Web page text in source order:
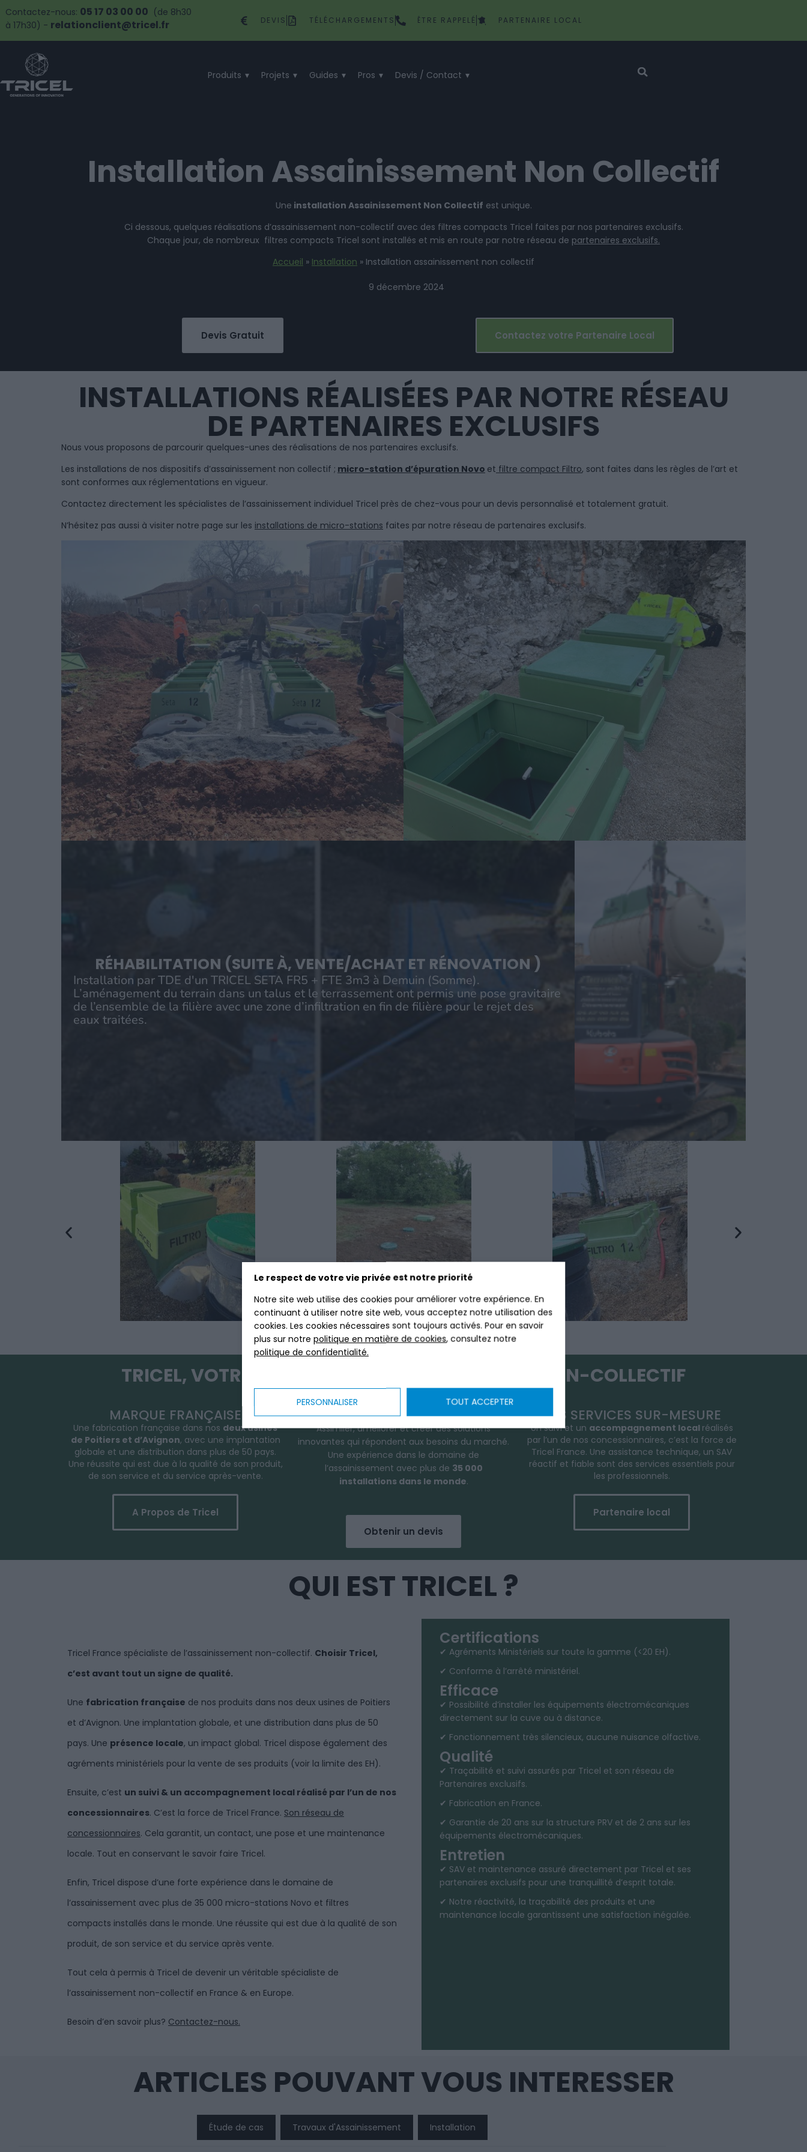
Le respect de votre vie privée est notre priorité
Notre site web utilise des cookies pour améliorer votre expérience. En
continuant à utiliser notre site web, vous acceptez notre utilisation des
cookies. Les cookies nécessaires sont toujours activés. Pour en savoir
plus sur notrepolitique en matière de cookies, consultez notre
politique de confidentialité.
PERSONNALISER TOUT ACCEPTER
Contactez-nous: 05 17 03 00 00 (de 8h30
à 17h30) - relationclient@tricel.fr DEVIS TÉLÉCHARGEMENTS ÊTRE RAPPELÉ PARTENAIRE LOCAL
Produits Projets Guides Pros Devis / Contact
Installation Assainissement Non Collectif
Une installation Assainissement Non Collectif est unique.
Ci dessous, quelques réalisations d’assainissement non-collectif avec des filtres compacts Tricel faites par nos partenaires exclusifs.
Chaque jour, de nombreux filtres compacts Tricel sont installés et mis en route par notre réseau de partenaires exclusifs.
Accueil » Installation » Installation assainissement non collectif
9 décembre 2024
Devis Gratuit Contactez votre Partenaire Local
INSTALLATIONS RÉALISÉES PAR NOTRE RÉSEAU
DE PARTENAIRES EXCLUSIFS
Nous vous proposons de parcourir quelques-unes des réalisations de nos partenaires exclusifs.
Les installations de nos dispositifs d’assainissement non collectif ; micro-station d’épuration Novo et filtre compact Filtro, sont faites dans les règles de l’art et
sont conformes aux réglementations en vigueur.
Contactez directement les spécialistes de l’assainissement individuel Tricel près de chez-vous pour un devis personnalisé et totalement gratuit.
N’hésitez pas aussi à visiter notre page sur les installations de micro-stations faites par notre réseau de partenaires exclusifs.
RÉHABILITATION (SUITE À, VENTE/ACHAT ET RÉNOVATION )
Installation par TDE d'un TRICEL SETA FR5 + FTE 3m3 à Demuin (Somme).
L’aménagement du terrain dans un talus et le terrassement ont permis une pose gravitaire
de l’ensemble de la filière avec une zone d’infiltration en fin de filière pour le rejet des
eaux traitées.
TRICEL, VOTRE FABRICANT D'ASSAINISSEMENT NON-COLLECTIF
MARQUE FRANÇAISE
Une fabrication française dans nos deux usines
de Poitiers et d’Avignon, avec une implantation
globale et une distribution dans plus de 50 pays.
Une réussite qui est due à la qualité de son produit,
de son service et du service après-vente.
A Propos de Tricel
UNE EXPERTISE UNIQUE
Assimiler, améliorer et créer des solutions
innovantes qui répondent aux besoins du marché.
Une expérience dans le domaine de
l’assainissement avec plus de 35 000
installations dans le monde.
Obtenir un devis
DES SERVICES SUR-MESURE
Un suivi et un accompagnement local réalisés
par l’un de nos concessionnaires, c’est la force de
Tricel France. Une assistance technique, un SAV
réactif et fiable sont des services essentiels pour
les professionnels.
Partenaire local
QUI EST TRICEL ?
Tricel France spécialiste de l’assainissement non-collectif. Choisir Tricel,
c’est avant tout un signe de qualité.
Une fabrication française de nos produits dans nos deux usines de Poitiers
et d’Avignon. Une implantation globale, et une distribution dans plus de 50
pays. Une présence locale, un impact global. Tricel dispose également des
agréments ministériels pour la vente de ses produits (voir la limite des EH).
Ensuite, c’est un suivi & un accompagnement local réalisé par l’un de nos
concessionnaires. C’est la force de Tricel France. Son réseau de
concessionnaires. Cela garantit, un contact, une pose et une maintenance
locale. Tout en conservant le savoir faire Tricel.
Enfin, Tricel dispose d’une forte expérience dans le domaine de
l’assainissement avec plus de 35 000 micro-stations Novo et filtres
compacts installés dans le monde. Une réussite qui est due à la qualité de son
produit, de son service et du service après vente.
Tout cela à permis à Tricel de devenir un véritable spécialiste de
l’assainissement non-collectif en France & en Europe.
Besoin d’en savoir plus? Contactez-nous.
Certifications
✔ Agréments Ministériels sur toute la gamme (<20 EH).
✔ Conforme à l’arrêté ministériel.
Efficace
✔ Possibilité d’installer les équipements électromécaniques
directement sur la cuve ou à distance.
✔ Fonctionnement très silencieux, aucune nuisance olfactive.
Qualité
✔ Traçabilité et suivi assurés par Tricel et son réseau de
Partenaires exclusifs.
✔ Fabrication en France.
✔ Garantie de 20 ans sur la structure PRV et de 2 ans sur les
équipements électromécaniques.
Entretien
✔ SAV et maintenance assuré directement par Tricel et ses
partenaires exclusifs pour une tranquillité d’esprit totale.
✔ Notre réactivité, la traçabilité des produits et une
maintenance locale garantissent une satisfaction inégalée.
ARTICLES POUVANT VOUS INTERESSER
Étude de cas Travaux d'Assainissement Installation